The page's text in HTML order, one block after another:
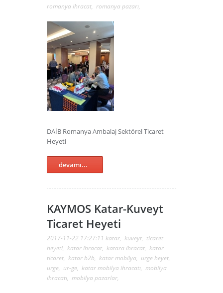
romanya ihracat, romanya pazarı,
DAİB Romanya Ambalaj Sektörel Ticaret
Heyeti
devamı...
KAYMOS Katar-Kuveyt
Ticaret Heyeti
2017-11-22 17:27:11 katar, kuveyt, ticaret
heyeti, katar ihracat, katara ihracat, katar
ticaret, katar b2b, katar mobilya, urge heyet,
urge, ur-ge, katar mobilya ihracatı, mobilya
ihracatı, mobilya pazarlar,